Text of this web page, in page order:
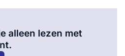
alleen lezen met